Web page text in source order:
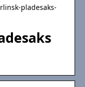
pladesaks-